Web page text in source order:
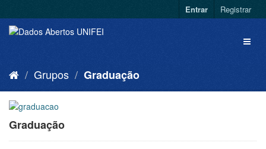
Entrar Registrar
Grupos Graduação
Graduação